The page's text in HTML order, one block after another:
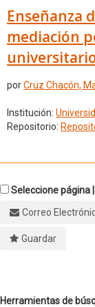
Enseñanza
mediación
porCruz Chacón,
Institución:
Repositorio:
Seleccione página
Correo
Guardar
Herramientas de